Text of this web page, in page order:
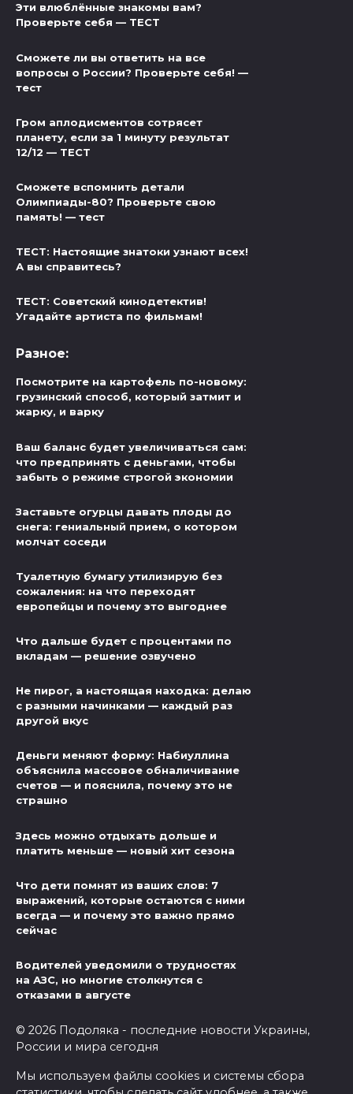
Эти влюблённые знакомы вам?
Проверьте себя — ТЕСТ
Сможете ли вы ответить на все
вопросы о России? Проверьте себя! —
тест
Гром аплодисментов сотрясет
планету, если за 1 минуту результат
12/12 — ТЕСТ
Сможете вспомнить детали
Олимпиады-80? Проверьте свою
память! — тест
ТЕСТ: Настоящие знатоки узнают всех!
А вы справитесь?
ТЕСТ: Советский кинодетектив!
Угадайте артиста по фильмам!
Разное:
Посмотрите на картофель по-новому:
грузинский способ, который затмит и
жарку, и варку
Ваш баланс будет увеличиваться сам:
что предпринять с деньгами, чтобы
забыть о режиме строгой экономии
Заставьте огурцы давать плоды до
снега: гениальный прием, о котором
молчат соседи
Туалетную бумагу утилизирую без
сожаления: на что переходят
европейцы и почему это выгоднее
Что дальше будет с процентами по
вкладам — решение озвучено
Не пирог, а настоящая находка: делаю
с разными начинками — каждый раз
другой вкус
Деньги меняют форму: Набиуллина
объяснила массовое обналичивание
счетов — и пояснила, почему это не
страшно
Здесь можно отдыхать дольше и
платить меньше — новый хит сезона
Что дети помнят из ваших слов: 7
выражений, которые остаются с ними
всегда — и почему это важно прямо
сейчас
Водителей уведомили о трудностях
на АЗС, но многие столкнутся с
отказами в августе
© 2026 Подоляка - последние новости Украины,
России и мира сегодня
Мы используем файлы cookies и системы сбора